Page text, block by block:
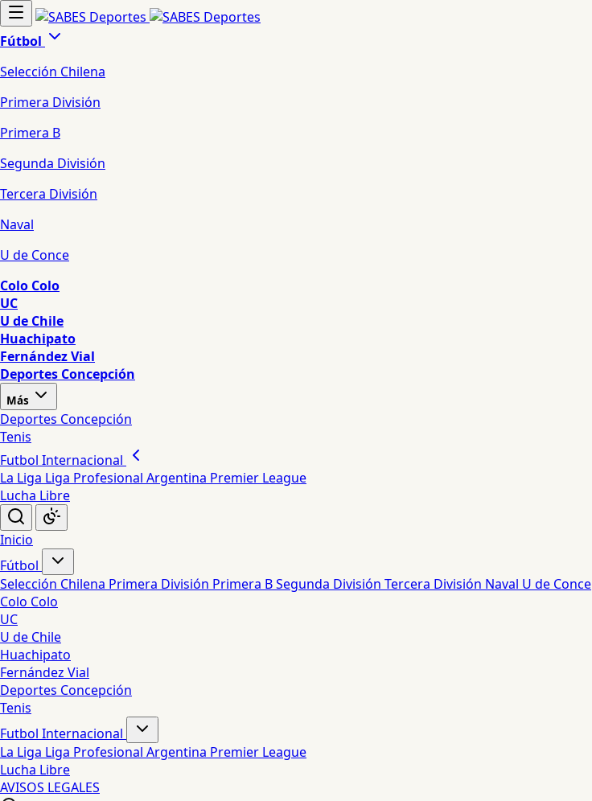
Fútbol
Selección Chilena
Primera División
Primera B
Segunda División
Tercera División
Naval
U de Conce
Colo Colo
UC
U de Chile
Huachipato
Fernández Vial
Deportes Concepción
Más
Deportes Concepción
Tenis
Futbol Internacional
La Liga Liga Profesional Argentina Premier League
Lucha Libre
Inicio
Fútbol
Selección Chilena Primera División Primera BSegunda División Tercera División Naval U de Conce
Colo Colo
UC
U de Chile
Huachipato
Fernández Vial
Deportes Concepción
Tenis
Futbol Internacional
La Liga Liga Profesional Argentina Premier League
Lucha Libre
AVISOS LEGALES